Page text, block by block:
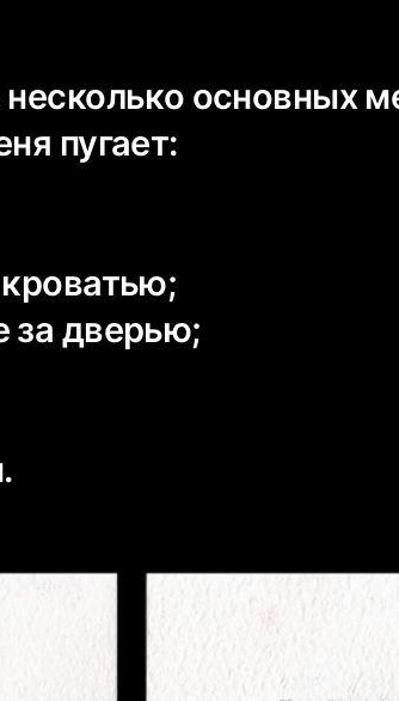
основных
пугает:
за дверью;